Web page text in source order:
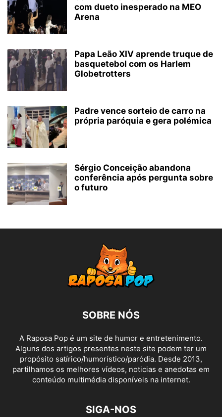
com dueto inesperado na MEO
Arena
Papa Leão XIV aprende truque de
basquetebol com os Harlem
Globetrotters
Padre vence sorteio de carro na
própria paróquia e gera polémica
Sérgio Conceição abandona
conferência após pergunta sobre
o futuro
SOBRE NÓS
A Raposa Pop é um site de humor e entretenimento.
Alguns dos artigos presentes neste site podem ter um
propósito satírico/humorístico/paródia. Desde 2013,
partilhamos os melhores vídeos, noticias e anedotas em
conteúdo multimédia disponíveis na internet.
SIGA-NOS